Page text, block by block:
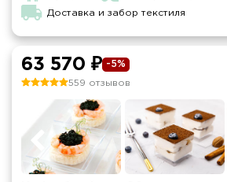
Доставка и забор текстиля
63 570 ₽ -5%
559 отзывов